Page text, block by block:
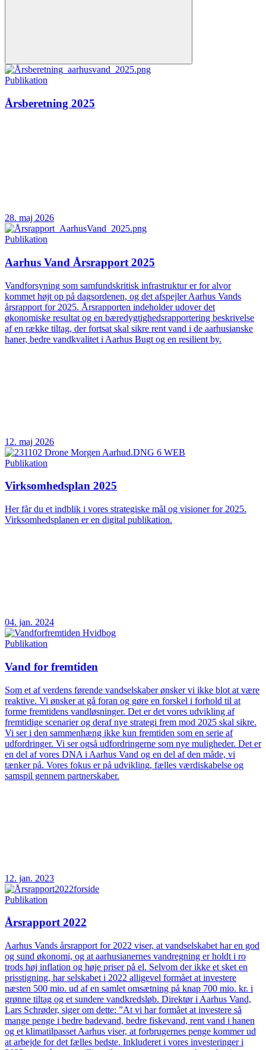
Publikation
Årsberetning 2025
28. maj 2026
Publikation
Aarhus Vand Årsrapport 2025
Vandforsyning som samfundskritisk infrastruktur er for alvor
kommet højt op på dagsordenen, og det afspejler Aarhus Vands
årsrapport for 2025. Årsrapporten indeholder udover det
økonomiske resultat og en bæredygtighedsrapportering beskrivelse
af en række tiltag, der fortsat skal sikre rent vand i de aarhusianske
haner, bedre vandkvalitet i Aarhus Bugt og en resilient by.
12. maj 2026
Publikation
Virksomhedsplan 2025
Her får du et indblik i vores strategiske mål og visioner for 2025.
Virksomhedsplanen er en digital publikation.
04. jan. 2024
Publikation
Vand for fremtiden
Som et af verdens førende vandselskaber ønsker vi ikke blot at være
reaktive. Vi ønsker at gå foran og gøre en forskel i forhold til at
forme fremtidens vandløsninger. Det er det vores udvikling af
fremtidige scenarier og deraf nye strategi frem mod 2025 skal sikre.
Vi ser i den sammenhæng ikke kun fremtiden som en serie af
udfordringer. Vi ser også udfordringerne som nye muligheder. Det er
en del af vores DNA i Aarhus Vand og en del af den måde, vi
tænker på. Vores fokus er på udvikling, fælles værdiskabelse og
samspil gennem partnerskaber.
12. jan. 2023
Publikation
Årsrapport 2022
Aarhus Vands årsrapport for 2022 viser, at vandselskabet har en god
og sund økonomi, og at aarhusianernes vandregning er holdt i ro
trods høj inflation og høje priser på el. Selvom der ikke et sket en
prisstigning, har selskabet i 2022 alligevel formået at investere
næsten 500 mio. ud af en samlet omsætning på knap 700 mio. kr. i
grønne tiltag og et sundere vandkredsløb. Direktør i Aarhus Vand,
Lars Schrøder, siger om dette: ”At vi har formået at investere så
mange penge i bedre badevand, bedre fiskevand, rent vand i hanen
og et klimatilpasset Aarhus viser, at forbrugernes penge kommer ud
at arbejde for det fælles bedste. Inkluderet i vores investeringer i